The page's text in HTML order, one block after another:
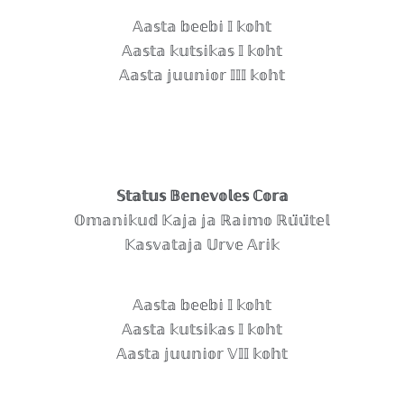
𝔸𝕒𝕤𝕥𝕒 𝕓𝕖𝕖𝕓𝕚 𝕀 𝕜𝕠𝕙𝕥
𝔸𝕒𝕤𝕥𝕒 𝕜𝕦𝕥𝕤𝕚𝕜𝕒𝕤 𝕀 𝕜𝕠𝕙𝕥
𝔸𝕒𝕤𝕥𝕒 𝕛𝕦𝕦𝕟𝕚𝕠𝕣 𝕀𝕀𝕀 𝕜𝕠𝕙𝕥
𝕊𝕥𝕒𝕥𝕦𝕤 𝔹𝕖𝕟𝕖𝕧𝕠𝕝𝕖𝕤 ℂ𝕠𝕣𝕒
𝕆𝕞𝕒𝕟𝕚𝕜𝕦𝕕 𝕂𝕒𝕛𝕒 𝕛𝕒 ℝ𝕒𝕚𝕞𝕠 ℝ𝕦̈𝕦̈𝕥𝕖𝕝
𝕂𝕒𝕤𝕧𝕒𝕥𝕒𝕛𝕒 𝕌𝕣𝕧𝕖 𝔸𝕣𝕚𝕜
𝔸𝕒𝕤𝕥𝕒 𝕓𝕖𝕖𝕓𝕚 𝕀 𝕜𝕠𝕙𝕥
𝔸𝕒𝕤𝕥𝕒 𝕜𝕦𝕥𝕤𝕚𝕜𝕒𝕤 𝕀 𝕜𝕠𝕙𝕥
𝔸𝕒𝕤𝕥𝕒 𝕛𝕦𝕦𝕟𝕚𝕠𝕣 𝕍𝕀𝕀 𝕜𝕠𝕙𝕥